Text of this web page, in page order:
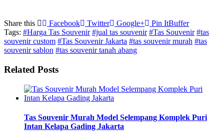
Share this Facebook Twitter Google+ Pin ItBuffer
Tags: #Harga Tas Souvenir #jual tas souvenir #Tas Souvenir #tas
souvenir custom #Tas Souvenir Jakarta #tas souvenir murah #tas
souvenir sablon #tas souvenir tanah abang
Related Posts
Tas Souvenir Murah Model Selempang Komplek Puri
Intan Kelapa Gading Jakarta